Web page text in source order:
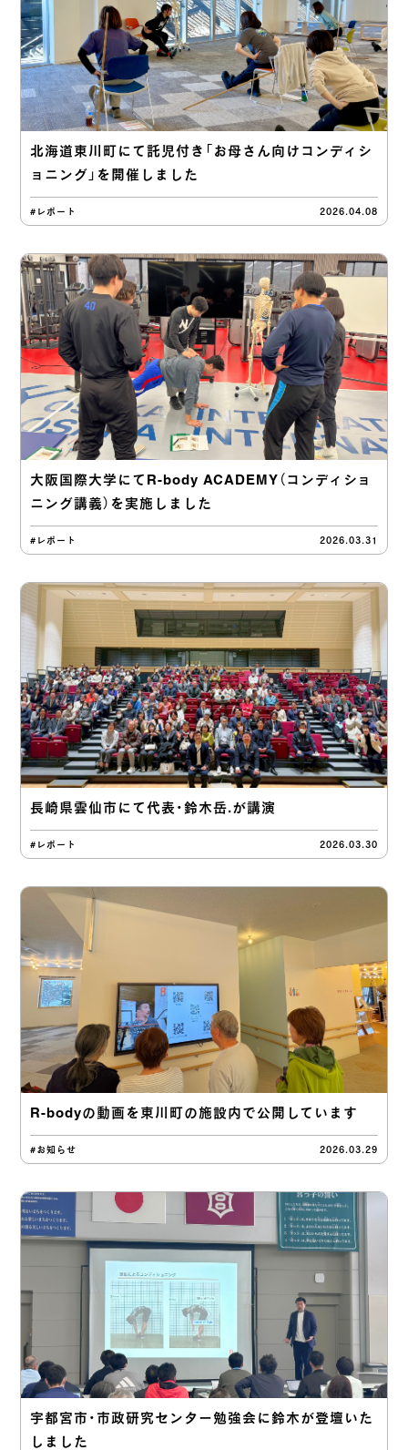
北海道東川町にて託児付き「お母さん向けコンディシ
ョニング」を開催しました
#レポート 2026.04.08
大阪国際大学にてR-body ACADEMY（コンディショ
ニング講義）を実施しました
#レポート 2026.03.31
長崎県雲仙市にて代表・鈴木岳.が講演
#レポート 2026.03.30
R-bodyの動画を東川町の施設内で公開しています
#お知らせ 2026.03.29
宇都宮市・市政研究センター勉強会に鈴木が登壇いた
しました